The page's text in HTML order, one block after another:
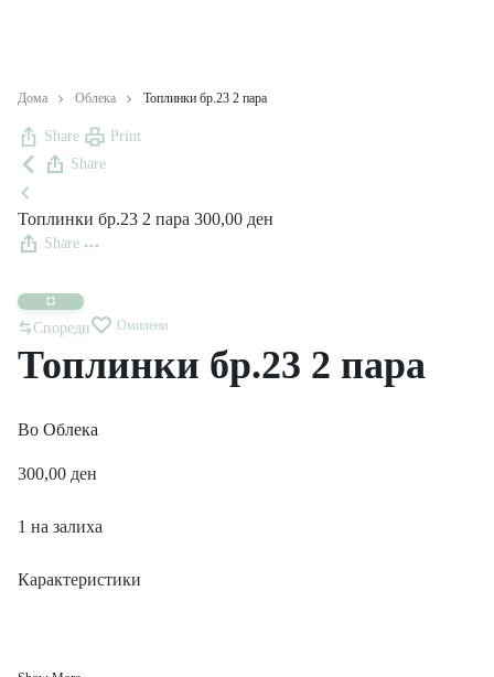
Дома Облека Топлинки бр.23 2 пара
Share
Print
Share
Топлинки бр.23 2 пара 300,00 ден
Share
Спореди Омилени
Топлинки бр.23 2 пара
Во Облека
300,00 ден
1 на залиха
Карактеристики